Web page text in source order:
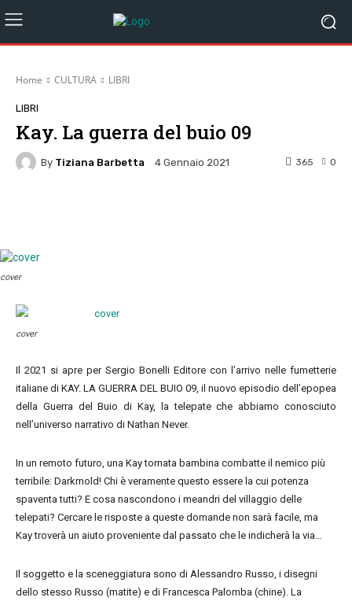
Home CULTURA LIBRI
LIBRI
Kay. La guerra del buio 09
By Tiziana Barbetta 4 Gennaio 2021 0
365
cover
cover
Il 2021 si apre per Sergio Bonelli Editore con l’arrivo nelle fumetterie
italiane di KAY. LA GUERRA DEL BUIO 09, il nuovo episodio dell’epopea
della Guerra del Buio di Kay, la telepate che abbiamo conosciuto
nell’universo narrativo di Nathan Never.
In un remoto futuro, una Kay tornata bambina combatte il nemico più
terribile: Darkmold! Chi è veramente questo essere la cui potenza
spaventa tutti? E cosa nascondono i meandri del villaggio delle
telepati? Cercare le risposte a queste domande non sarà facile, ma
Kay troverà un aiuto proveniente dal passato che le indicherà la via…
Il soggetto e la sceneggiatura sono di Alessandro Russo, i disegni
dello stesso Russo (matite) e di Francesca Palomba (chine). La